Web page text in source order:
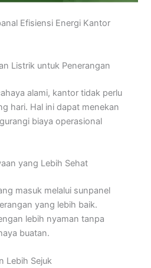
Efisiensi Energi Kantor
Listrik untuk Penerangan
alami, kantor tidak perlu
hari. Hal ini dapat menekan
biaya operasional
yang Lebih Sehat
masuk melalui sunpanel
yang lebih baik.
lebih nyaman tanpa
buatan.
Lebih Sejuk